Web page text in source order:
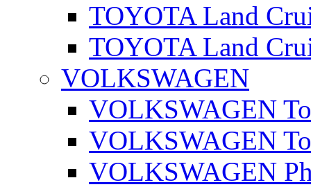
TOYOTA Land
TOYOTA Land
VOLKSWAGEN
VOLKSWAGEN
VOLKSWAGEN
VOLKSWAGEN